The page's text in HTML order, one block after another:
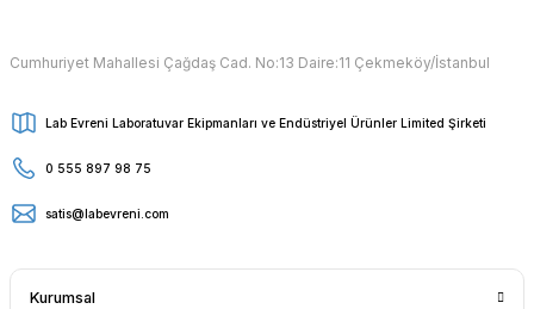
Cumhuriyet Mahallesi Çağdaş Cad. No:13 Daire:11 Çekmeköy/İstanbul
Lab Evreni Laboratuvar Ekipmanları ve Endüstriyel Ürünler Limited Şirketi
0 555 897 98 75
satis@labevreni.com
Kurumsal